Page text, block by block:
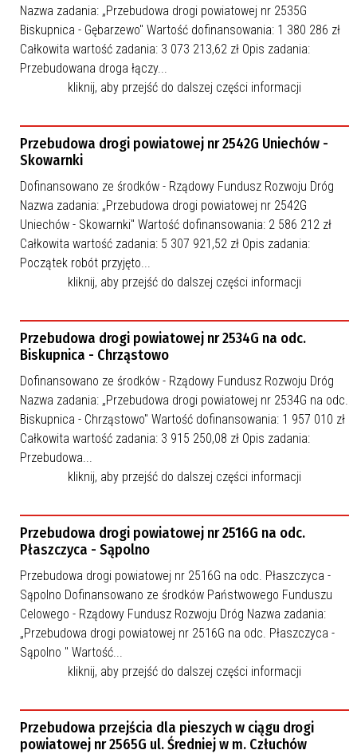
Nazwa zadania: „Przebudowa drogi powiatowej nr 2535G
Biskupnica - Gębarzewo" Wartość dofinansowania: 1 380 286 zł
Całkowita wartość zadania: 3 073 213,62 zł Opis zadania:
Przebudowana droga łączy...
kliknij, aby przejść do dalszej części informacji
Przebudowa drogi powiatowej nr 2542G Uniechów -
Skowarnki
Dofinansowano ze środków - Rządowy Fundusz Rozwoju Dróg
Nazwa zadania: „Przebudowa drogi powiatowej nr 2542G
Uniechów - Skowarnki" Wartość dofinansowania: 2 586 212 zł
Całkowita wartość zadania: 5 307 921,52 zł Opis zadania:
Początek robót przyjęto...
kliknij, aby przejść do dalszej części informacji
Przebudowa drogi powiatowej nr 2534G na odc.
Biskupnica - Chrząstowo
Dofinansowano ze środków - Rządowy Fundusz Rozwoju Dróg
Nazwa zadania: „Przebudowa drogi powiatowej nr 2534G na odc.
Biskupnica - Chrząstowo" Wartość dofinansowania: 1 957 010 zł
Całkowita wartość zadania: 3 915 250,08 zł Opis zadania:
Przebudowa...
kliknij, aby przejść do dalszej części informacji
Przebudowa drogi powiatowej nr 2516G na odc.
Płaszczyca - Sąpolno
Przebudowa drogi powiatowej nr 2516G na odc. Płaszczyca -
Sąpolno Dofinansowano ze środków Państwowego Funduszu
Celowego - Rządowy Fundusz Rozwoju Dróg Nazwa zadania:
„Przebudowa drogi powiatowej nr 2516G na odc. Płaszczyca -
Sąpolno " Wartość...
kliknij, aby przejść do dalszej części informacji
Przebudowa przejścia dla pieszych w ciągu drogi
powiatowej nr 2565G ul. Średniej w m. Człuchów